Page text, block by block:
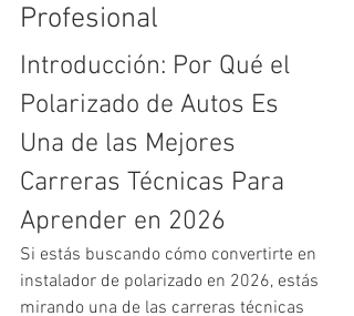
Profesional
Introducción: Por Qué el
Polarizado de Autos Es
Una de las Mejores
Carreras Técnicas Para
Aprender en 2026
Si estás buscando cómo convertirte en
instalador de polarizado en 2026, estás
mirando una de las carreras técnicas